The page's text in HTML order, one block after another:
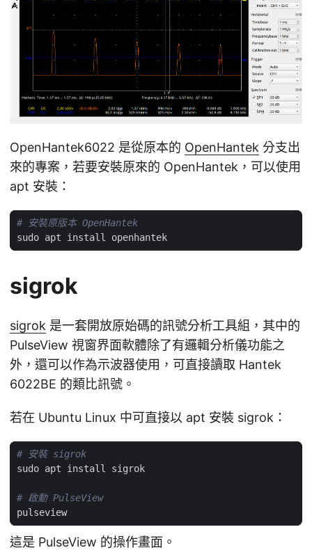
OpenHantek6022 是從原本的 OpenHantek 分支出
來的專案，若要安裝原來的 OpenHantek，可以使用
apt 安裝：
# 安裝原版本 OpenHantek
sigrok
sigrok 是一套開放原始碼的訊號分析工具組，其中的
PulseView 視窗界面軟體除了有邏輯分析儀功能之
外，還可以作為示波器使用，可直接讀取 Hantek
6022BE 的類比訊號。
若在 Ubuntu Linux 中可直接以 apt 安裝 sigrok：
# 安裝 sigrok
# 啟動 PulseView
這是 PulseView 的操作畫面。